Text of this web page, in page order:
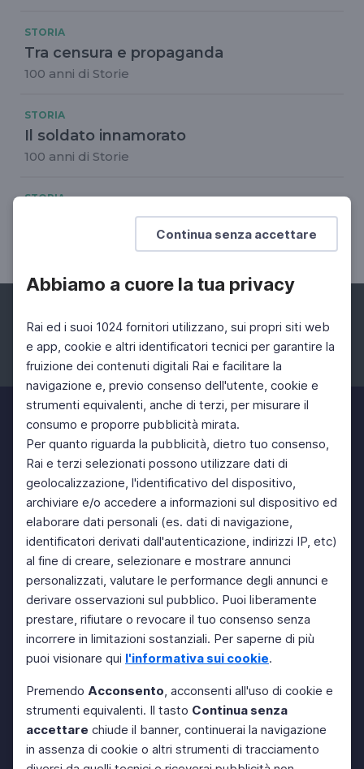
Continua senza accettare
Abbiamo a cuore la tua privacy
Rai ed i suoi 1024 fornitori utilizzano, sui propri siti web
e app, cookie e altri identificatori tecnici per garantire la
fruizione dei contenuti digitali Rai e facilitare la
navigazione e, previo consenso dell'utente, cookie e
strumenti equivalenti, anche di terzi, per misurare il
consumo e proporre pubblicità mirata.
Per quanto riguarda la pubblicità, dietro tuo consenso,
Rai e terzi selezionati possono utilizzare dati di
geolocalizzazione, l'identificativo del dispositivo,
archiviare e/o accedere a informazioni sul dispositivo ed
elaborare dati personali (es. dati di navigazione,
identificatori derivati dall'autenticazione, indirizzi IP, etc)
al fine di creare, selezionare e mostrare annunci
personalizzati, valutare le performance degli annunci e
derivare osservazioni sul pubblico. Puoi liberamente
prestare, rifiutare o revocare il tuo consenso senza
incorrere in limitazioni sostanziali. Per saperne di più
puoi visionare qui l'informativa sui cookie.
Premendo Acconsento, acconsenti all'uso di cookie e
strumenti equivalenti. Il tasto Continua senza
accettare chiude il banner, continuerai la navigazione
in assenza di cookie o altri strumenti di tracciamento
STORIA
Tra censura e propaganda
100 anni di Storie
STORIA
Il soldato innamorato
100 anni di Storie
STORIA
La guerra mai finita
Facebook Instagram Twitter